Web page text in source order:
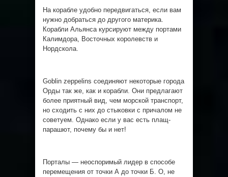
На корабле удобно передвигаться, если вам
нужно добраться до другого материка.
Корабли Альянса курсируют между портами
Калимдора, Восточных королевств и
Нордскола.
Goblin zeppelins соединяют некоторые города
Орды так же, как и корабли. Они предлагают
более приятный вид, чем морской транспорт,
но сходить с них до стыковки с причалом не
советуем. Однако если у вас есть плащ-
парашют, почему бы и нет!
Порталы — неоспоримый лидер в способе
перемещения от точки А до точки Б. О, не